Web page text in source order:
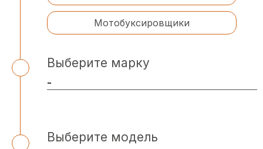
Мотобуксировщики
Выберите марку
Выберите модель